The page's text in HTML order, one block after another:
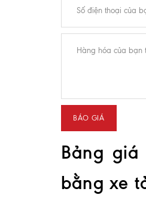
Bảng
bằng xe